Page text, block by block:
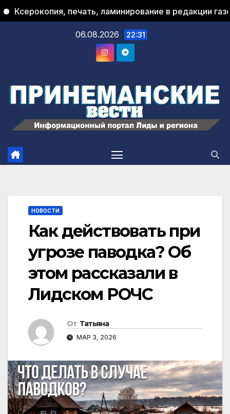
печать, ламинирование в редакции газеты
06.08.2026 22:31
НОВОСТИ
Как действовать при
угрозе паводка? Об
этом рассказали в
Лидском РОЧС
От Татьяна
МАР 3, 2026